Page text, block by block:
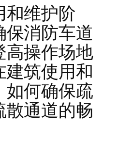
和维护阶
消防车道
高操作场地
筑使用和
何确保疏
通道的畅